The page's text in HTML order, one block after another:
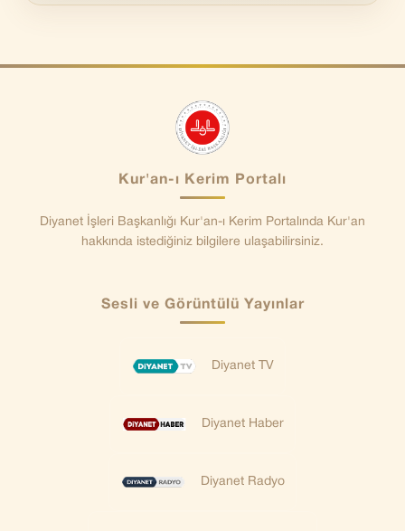
Kur'an-ı Kerim Portalı
Diyanet İşleri Başkanlığı Kur'an-ı Kerim Portalında Kur'an
hakkında istediğiniz bilgilere ulaşabilirsiniz.
Sesli ve Görüntülü Yayınlar
Diyanet TV
Diyanet Haber
Diyanet Radyo